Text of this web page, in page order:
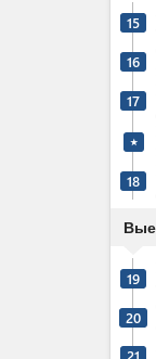
15
16
17
★
18
19
20
21